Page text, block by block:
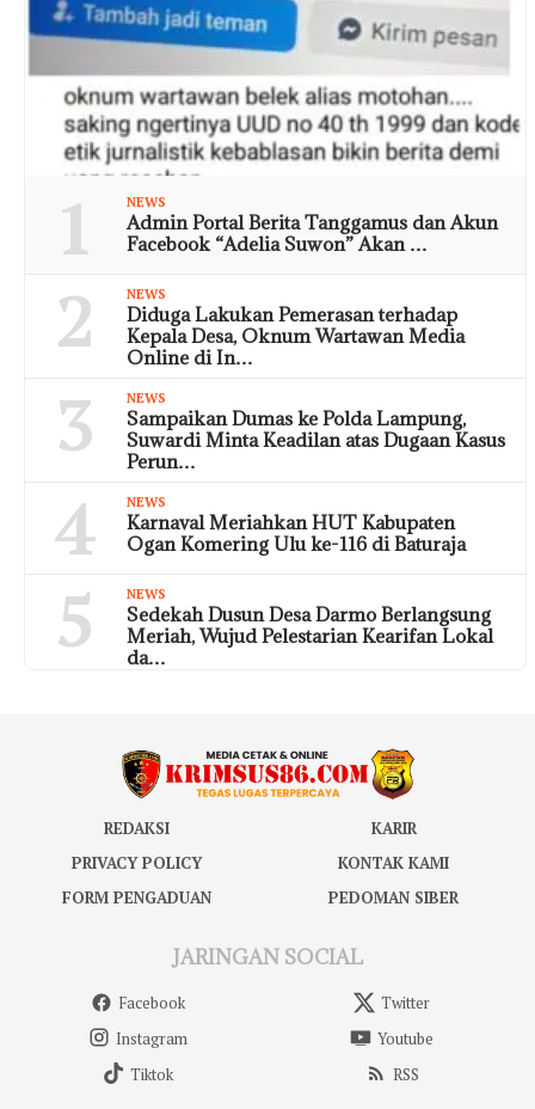
1 NEWS
Admin Portal Berita Tanggamus dan Akun
Facebook “Adelia Suwon” Akan …
2 NEWS
Diduga Lakukan Pemerasan terhadap
Kepala Desa, Oknum Wartawan Media
Online di In…
3 NEWS
Sampaikan Dumas ke Polda Lampung,
Suwardi Minta Keadilan atas Dugaan Kasus
Perun…
4 NEWS
Karnaval Meriahkan HUT Kabupaten
Ogan Komering Ulu ke-116 di Baturaja
5 NEWS
Sedekah Dusun Desa Darmo Berlangsung
Meriah, Wujud Pelestarian Kearifan Lokal
da…
REDAKSI
KARIR
PRIVACY POLICY
KONTAK KAMI
FORM PENGADUAN
PEDOMAN SIBER
JARINGAN SOCIAL
Facebook
Twitter
Instagram
Youtube
Tiktok
RSS